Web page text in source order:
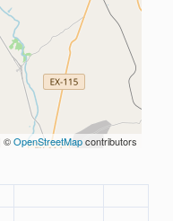
| ©OpenStreetMapcontributors